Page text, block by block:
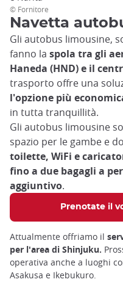
Navetta
Gli autobus limousine,
fanno la spola tra gli
Haneda (HND) e il
trasporto offre una
l'opzione più
in tutta tranquillità.
Gli autobus limousine
spazio per le gambe e
toilette, WiFi e
fino a due bagagli a
aggiuntivo.
Prenotate il
© Fornitore
Attualmente offriamo il
per l'area di Shinjuku.
operativa anche a luoghi
Asakusa e Ikebukuro.